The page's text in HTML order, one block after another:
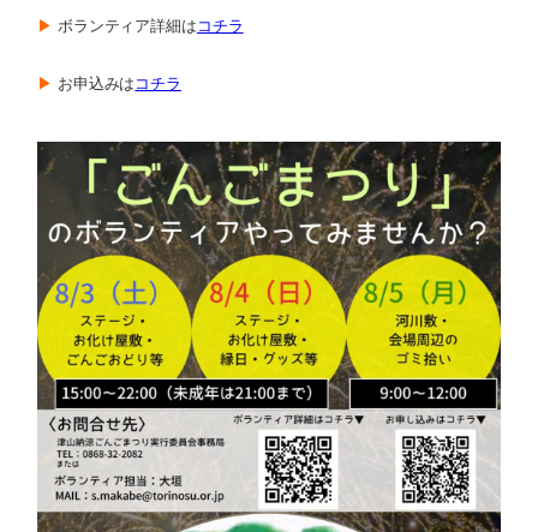
▶ ボランティア詳細はコチラ
▶ お申込みはコチラ